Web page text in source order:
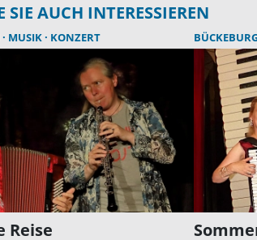
SIE AUCH INTERESSIEREN
MUSIK KONZERT
Reise